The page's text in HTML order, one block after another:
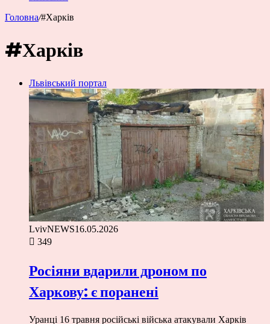
Головна/#Харків
#Харків
Львівський портал
LvivNEWS16.05.2026
349
Росіяни вдарили дроном по
Харкову: є поранені
Уранці 16 травня російські війська атакували Харків